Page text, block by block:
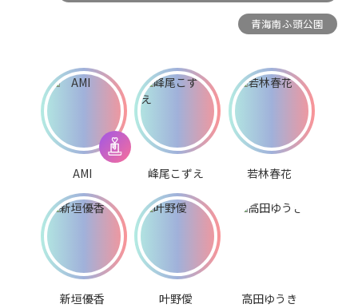
青海南ふ頭公園
AMI 峰尾こずえ 若林春花
新垣優香 叶野僾 高田ゆうき